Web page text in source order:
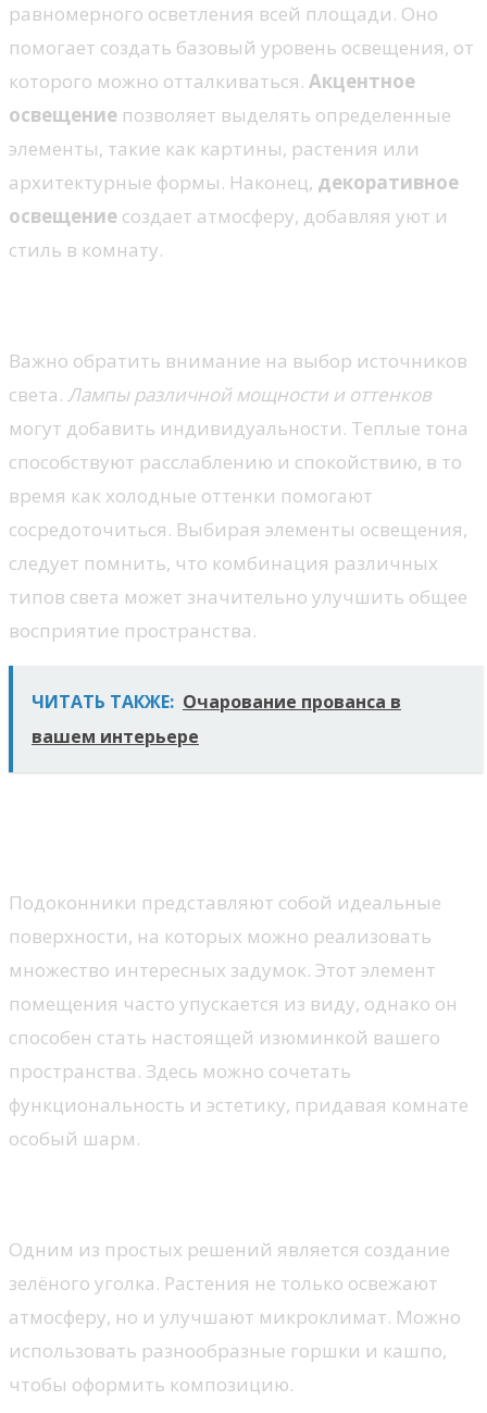
равномерного осветления всей площади. Оно
помогает создать базовый уровень освещения, от
которого можно отталкиваться. Акцентное
освещение позволяет выделять определенные
элементы, такие как картины, растения или
архитектурные формы. Наконец, декоративное
освещение создает атмосферу, добавляя уют и
стиль в комнату.
Важно обратить внимание на выбор источников
света. Лампы различной мощности и оттенков
могут добавить индивидуальности. Теплые тона
способствуют расслаблению и спокойствию, в то
время как холодные оттенки помогают
сосредоточиться. Выбирая элементы освещения,
следует помнить, что комбинация различных
типов света может значительно улучшить общее
восприятие пространства.
ЧИТАТЬ ТАКЖЕ: Очарование прованса в
вашем интерьере
Подоконники представляют собой идеальные
поверхности, на которых можно реализовать
множество интересных задумок. Этот элемент
помещения часто упускается из виду, однако он
способен стать настоящей изюминкой вашего
пространства. Здесь можно сочетать
функциональность и эстетику, придавая комнате
особый шарм.
Одним из простых решений является создание
зелёного уголка. Растения не только освежают
атмосферу, но и улучшают микроклимат. Можно
использовать разнообразные горшки и кашпо,
чтобы оформить композицию.